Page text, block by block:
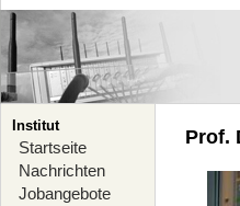
Institut
Startseite
Nachrichten
Jobangebote
Prof.